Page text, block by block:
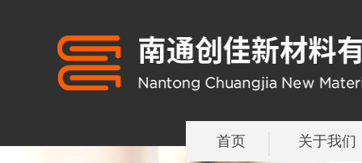
首页 关于我们